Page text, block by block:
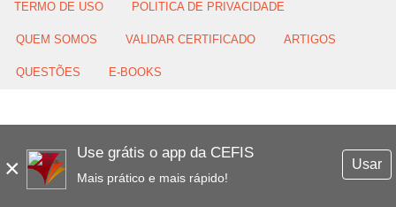
×
Use grátis o app da CEFIS
Mais prático e mais rápido!
Usar
TERMO DE USO POLITICA DE PRIVACIDADE
QUEM SOMOS VALIDAR CERTIFICADO ARTIGOS
QUESTÕES E-BOOKS